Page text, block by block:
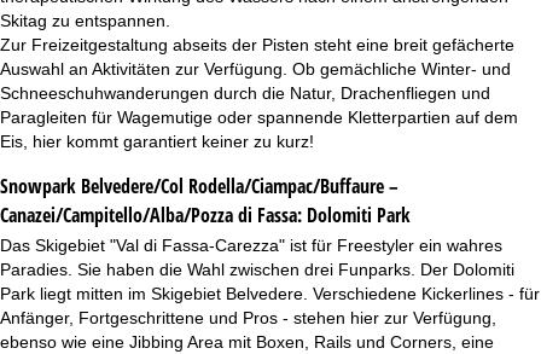
Skitag zu entspannen.
Zur Freizeitgestaltung abseits der Pisten steht eine breit gefächerte
Auswahl an Aktivitäten zur Verfügung. Ob gemächliche Winter- und
Schneeschuhwanderungen durch die Natur, Drachenfliegen und
Paragleiten für Wagemutige oder spannende Kletterpartien auf dem
Eis, hier kommt garantiert keiner zu kurz!
Snowpark Belvedere/Col Rodella/Ciampac/Buffaure –
Canazei/Campitello/Alba/Pozza di Fassa: Dolomiti Park
Das Skigebiet "Val di Fassa-Carezza" ist für Freestyler ein wahres
Paradies. Sie haben die Wahl zwischen drei Funparks. Der Dolomiti
Park liegt mitten im Skigebiet Belvedere. Verschiedene Kickerlines - für
Anfänger, Fortgeschrittene und Pros - stehen hier zur Verfügung,
ebenso wie eine Jibbing Area mit Boxen, Rails und Corners, eine